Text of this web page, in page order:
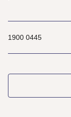
1900 0445